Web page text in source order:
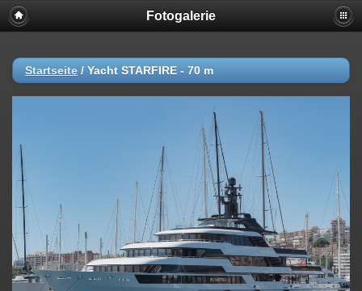
Fotogalerie
Startseite / Yacht STARFIRE - 70 m